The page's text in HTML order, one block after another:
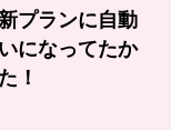
プランに自動
になってたか
！